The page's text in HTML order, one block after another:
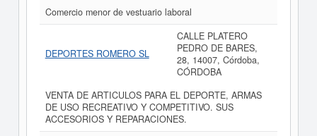
Comercio menor de vestuario laboral
DEPORTES ROMERO SL
CALLE PLATERO
PEDRO DE BARES,
28, 14007, Córdoba,
CÓRDOBA
VENTA DE ARTICULOS PARA EL DEPORTE, ARMAS
DE USO RECREATIVO Y COMPETITIVO. SUS
ACCESORIOS Y REPARACIONES.